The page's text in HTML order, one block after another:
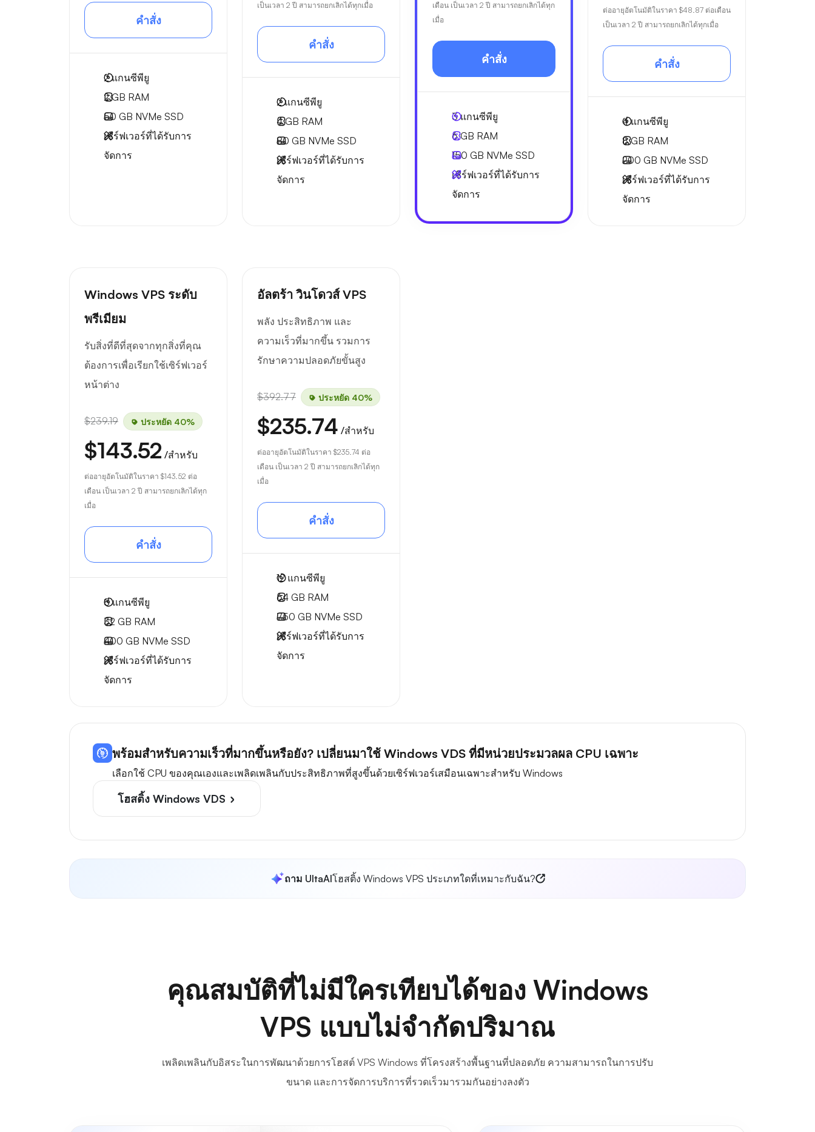
คำสั่ง
2แกนซีพียู
2 GB RAM
50 GB NVMe SSD
เซิร์ฟเวอร์ที่ได้รับการ
จัดการ
เป็นเวลา 2 ปี สามารถยกเลิกได้ทุกเมื่อ
คำสั่ง
2แกนซีพียู
4 GB RAM
80 GB NVMe SSD
เซิร์ฟเวอร์ที่ได้รับการ
จัดการ
เดือน เป็นเวลา 2 ปี สามารถยกเลิกได้ทุก
เมื่อ
คำสั่ง
3แกนซีพียู
6 GB RAM
150 GB NVMe SSD
เซิร์ฟเวอร์ที่ได้รับการ
จัดการ
ต่ออายุอัตโนมัติในราคา $48.87 ต่อเดือน
เป็นเวลา 2 ปี สามารถยกเลิกได้ทุกเมื่อ
คำสั่ง
4แกนซีพียู
8 GB RAM
200 GB NVMe SSD
เซิร์ฟเวอร์ที่ได้รับการ
จัดการ
Windows VPS ระดับ
พรีเมียม
รับสิ่งที่ดีที่สุดจากทุกสิ่งที่คุณ
ต้องการเพื่อเรียกใช้เซิร์ฟเวอร์
หน้าต่าง
$239.19 ประหยัด 40%
$143.52 /สำหรับ
ต่ออายุอัตโนมัติในราคา $143.52 ต่อ
เดือน เป็นเวลา 2 ปี สามารถยกเลิกได้ทุก
เมื่อ
คำสั่ง
8แกนซีพียู
32 GB RAM
400 GB NVMe SSD
เซิร์ฟเวอร์ที่ได้รับการ
จัดการ
อัลตร้า วินโดวส์ VPS
พลัง ประสิทธิภาพ และ
ความเร็วที่มากขึ้น รวมการ
รักษาความปลอดภัยขั้นสูง
$392.77 ประหยัด 40%
$235.74 /สำหรับ
ต่ออายุอัตโนมัติในราคา $235.74 ต่อ
เดือน เป็นเวลา 2 ปี สามารถยกเลิกได้ทุก
เมื่อ
คำสั่ง
12แกนซีพียู
64 GB RAM
750 GB NVMe SSD
เซิร์ฟเวอร์ที่ได้รับการ
จัดการ
พร้อมสำหรับความเร็วที่มากขึ้นหรือยัง? เปลี่ยนมาใช้ Windows VDS ที่มีหน่วยประมวลผล CPU เฉพาะ
เลือกใช้ CPU ของคุณเองและเพลิดเพลินกับประสิทธิภาพที่สูงขึ้นด้วยเซิร์ฟเวอร์เสมือนเฉพาะสำหรับ Windows
โฮสติ้ง Windows VDS
ถาม UltaAIโฮสติ้ง Windows VPS ประเภทใดที่เหมาะกับฉัน?
คุณสมบัติที่ไม่มีใครเทียบได้ของ Windows
VPS แบบไม่จำกัดปริมาณ
เพลิดเพลินกับอิสระในการพัฒนาด้วยการโฮสต์ VPS Windows ที่โครงสร้างพื้นฐานที่ปลอดภัย ความสามารถในการปรับ
ขนาด และการจัดการบริการที่รวดเร็วมารวมกันอย่างลงตัว